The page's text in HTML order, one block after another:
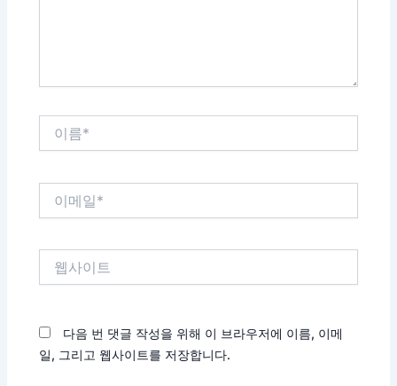
다음 번 댓글 작성을 위해 이 브라우저에 이름, 이메
일, 그리고 웹사이트를 저장합니다.